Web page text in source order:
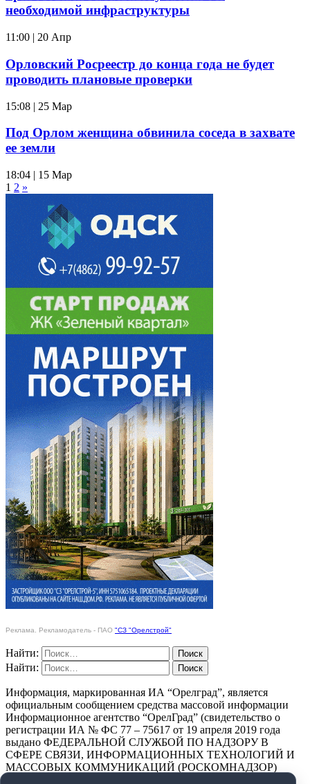
необходимой инфраструктуры
11:00 | 20 Апр
Орловский Росреестр до конца года не будет
проводить плановые проверки
15:08 | 25 Мар
Под Орлом женщина обвинила соседа в захвате
ее земли
18:04 | 15 Мар
1 2 »
Реклама. Рекламодатель - ПАО "СЗ "Орелстрой"
Найти:
Найти:
Информация, маркированная ИА “Орелград”, является
официальным сообщением средства массовой информации
Информационное агентство “ОрелГрад” (свидетельство о
регистрации ИА № ФС 77 – 75617 от 19 апреля 2019 года
выдано ФЕДЕРАЛЬНОЙ СЛУЖБОЙ ПО НАДЗОРУ В
СФЕРЕ СВЯЗИ, ИНФОРМАЦИОННЫХ ТЕХНОЛОГИЙ И
МАССОВЫХ КОММУНИКАЦИЙ (РОСКОМНАДЗОР)